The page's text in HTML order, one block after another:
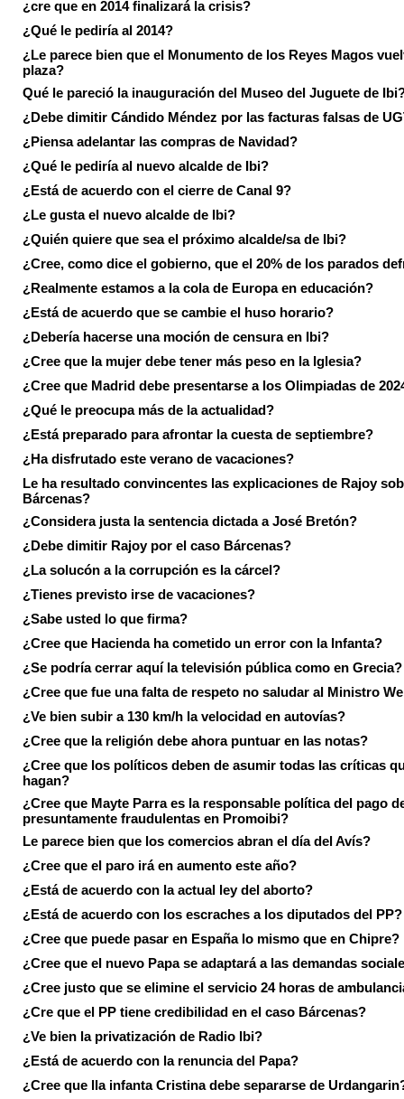
¿cre que en 2014 finalizará la crisis?
¿Qué le pediría al 2014?
¿Le parece bien que el Monumento de los Reyes Magos
plaza?
Qué le pareció la inauguración del Museo del Juguete de
¿Debe dimitir Cándido Méndez por las facturas falsas de
¿Piensa adelantar las compras de Navidad?
¿Qué le pediría al nuevo alcalde de Ibi?
¿Está de acuerdo con el cierre de Canal 9?
¿Le gusta el nuevo alcalde de Ibi?
¿Quién quiere que sea el próximo alcalde/sa de Ibi?
¿Cree, como dice el gobierno, que el 20% de los parados
¿Realmente estamos a la cola de Europa en educación?
¿Está de acuerdo que se cambie el huso horario?
¿Debería hacerse una moción de censura en Ibi?
¿Cree que la mujer debe tener más peso en la Iglesia?
¿Cree que Madrid debe presentarse a los Olimpiadas de
¿Qué le preocupa más de la actualidad?
¿Está preparado para afrontar la cuesta de septiembre?
¿Ha disfrutado este verano de vacaciones?
Le ha resultado convincentes las explicaciones de Rajoy
Bárcenas?
¿Considera justa la sentencia dictada a José Bretón?
¿Debe dimitir Rajoy por el caso Bárcenas?
¿La solucón a la corrupción es la cárcel?
¿Tienes previsto irse de vacaciones?
¿Sabe usted lo que firma?
¿Cree que Hacienda ha cometido un error con la Infanta?
¿Se podría cerrar aquí la televisión pública como en Grecia?
¿Cree que fue una falta de respeto no saludar al Ministro
¿Ve bien subir a 130 km/h la velocidad en autovías?
¿Cree que la religión debe ahora puntuar en las notas?
¿Cree que los políticos deben de asumir todas las críticas
hagan?
¿Cree que Mayte Parra es la responsable política del pago
presuntamente fraudulentas en Promoibi?
Le parece bien que los comercios abran el día del Avís?
¿Cree que el paro irá en aumento este año?
¿Está de acuerdo con la actual ley del aborto?
¿Está de acuerdo con los escraches a los diputados del PP?
¿Cree que puede pasar en España lo mismo que en Chipre?
¿Cree que el nuevo Papa se adaptará a las demandas
¿Cree justo que se elimine el servicio 24 horas de
¿Cre que el PP tiene credibilidad en el caso Bárcenas?
¿Ve bien la privatización de Radio Ibi?
¿Está de acuerdo con la renuncia del Papa?
¿Cree que lla infanta Cristina debe separarse de